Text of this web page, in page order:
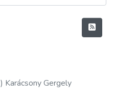
) Karácsony Gergely